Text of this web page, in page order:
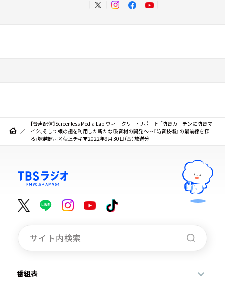
【音声配信】Screenless Media Lab.ウィークリー・リポート 「防音カーテンに防音マ
イク、そして蛾の翅を利用した新たな吸音材の開発へ～『防音技術』の最前線を探
る」塚越健司×荻上チキ▼2022年9月30日（金）放送分
番組表